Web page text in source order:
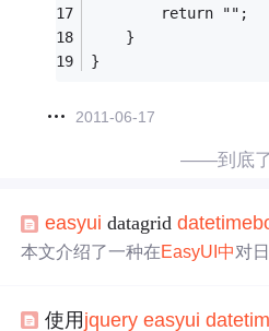
		return "";
	}
}
2011-06-17
——到底
easyui datagriddatetime
本文介绍了一种在EasyUI 中对
使用 jquery easyui